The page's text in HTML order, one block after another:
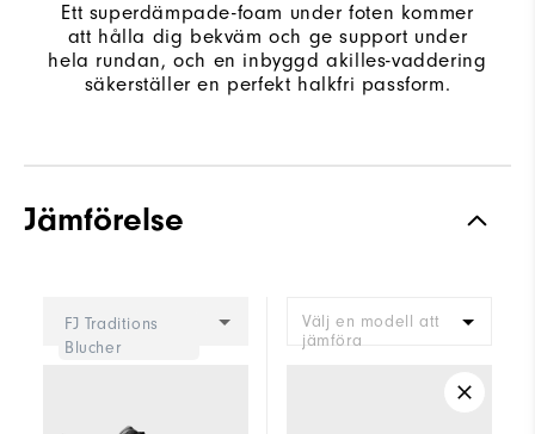
Ett superdämpade-foam under foten kommer
att hålla dig bekväm och ge support under
hela rundan, och en inbyggd akilles-vaddering
säkerställer en perfekt halkfri passform.
Jämförelse
FJ Traditions
Blucher
Välj en modell att
jämföra